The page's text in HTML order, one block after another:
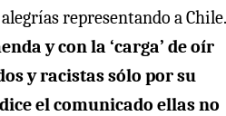
representando a Chile.
y con la ‘carga’ de oír
y racistas sólo por su
el comunicado ellas no